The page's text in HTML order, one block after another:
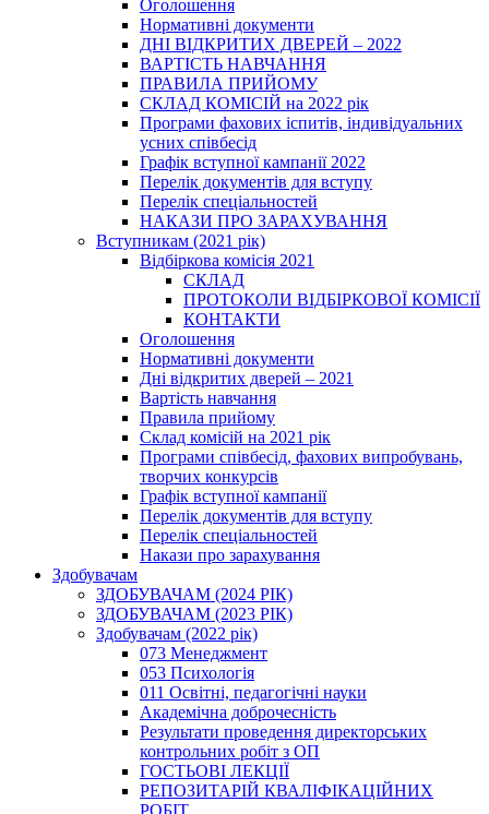
Оголошення
Нормативні документи
ДНІ ВІДКРИТИХ ДВЕРЕЙ – 2022
ВАРТІСТЬ НАВЧАННЯ
ПРАВИЛА ПРИЙОМУ
СКЛАД КОМІСІЙ на 2022 рік
Програми фахових іспитів, індивідуальних
усних співбесід
Графік вступної кампанії 2022
Перелік документів для вступу
Перелік спеціальностей
НАКАЗИ ПРО ЗАРАХУВАННЯ
Вступникам (2021 рік)
Відбіркова комісія 2021
СКЛАД
ПРОТОКОЛИ ВІДБІРКОВОЇ КОМІСІЇ
КОНТАКТИ
Оголошення
Нормативні документи
Дні відкритих дверей – 2021
Вартість навчання
Правила прийому
Склад комісій на 2021 рік
Програми співбесід, фахових випробувань,
творчих конкурсів
Графік вступної кампанії
Перелік документів для вступу
Перелік спеціальностей
Накази про зарахування
Здобувачам
ЗДОБУВАЧАМ (2024 РІК)
ЗДОБУВАЧАМ (2023 РІК)
Здобувачам (2022 рік)
073 Менеджмент
053 Психологія
011 Освітні, педагогічні науки
Академічна доброчесність
Результати проведення директорських
контрольних робіт з ОП
ГОСТЬОВІ ЛЕКЦІЇ
РЕПОЗИТАРІЙ КВАЛІФІКАЦІЙНИХ
РОБІТ